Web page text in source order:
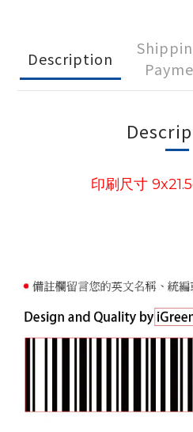
Description
印刷尺寸